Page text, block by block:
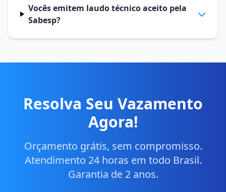
Vocês emitem laudo técnico aceito pela
Sabesp?
Resolva Seu Vazamento
Agora!
Orçamento grátis, sem compromisso.
Atendimento 24 horas em todo Brasil.
Garantia de 2 anos.